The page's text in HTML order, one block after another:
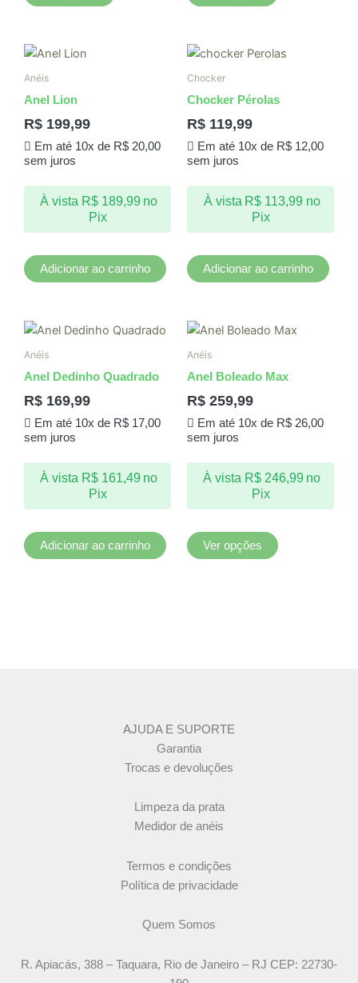
Anéis
Anel Lion
R$ 199,99
Em até 10x de R$20,00
sem juros
À vista R$189,99 no
Pix
Adicionar ao carrinho
Chocker
Chocker Pérolas
R$ 119,99
Em até 10x de R$12,00
sem juros
À vista R$ 113,99 no
Pix
Adicionar ao carrinho
Anéis
Anel Dedinho Quadrado
R$ 169,99
Em até 10x de R$17,00
sem juros
À vista R$161,49 no
Pix
Adicionar ao carrinho
Anéis
Anel Boleado Max
R$ 259,99
Em até 10x de R$26,00
sem juros
À vista R$246,99 no
Pix
Ver opções
Este
As
podem
ser
página
AJUDA E SUPORTE
Garantia
Trocas e devoluções
Limpeza da prata
Medidor de anéis
Termos e condições
Política de privacidade
Quem Somos
R. Apiacás, 388 – Taquara, Rio de Janeiro – RJ CEP: 22730-